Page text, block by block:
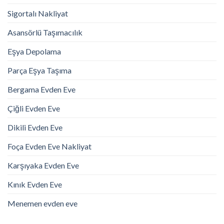
Sigortalı Nakliyat
Asansörlü Taşımacılık
Eşya Depolama
Parça Eşya Taşıma
Bergama Evden Eve
Çiğli Evden Eve
Dikili Evden Eve
Foça Evden Eve Nakliyat
Karşıyaka Evden Eve
Kınık Evden Eve
Menemen evden eve